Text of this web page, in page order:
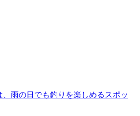
雨の日でも釣りを楽しめるスポッ